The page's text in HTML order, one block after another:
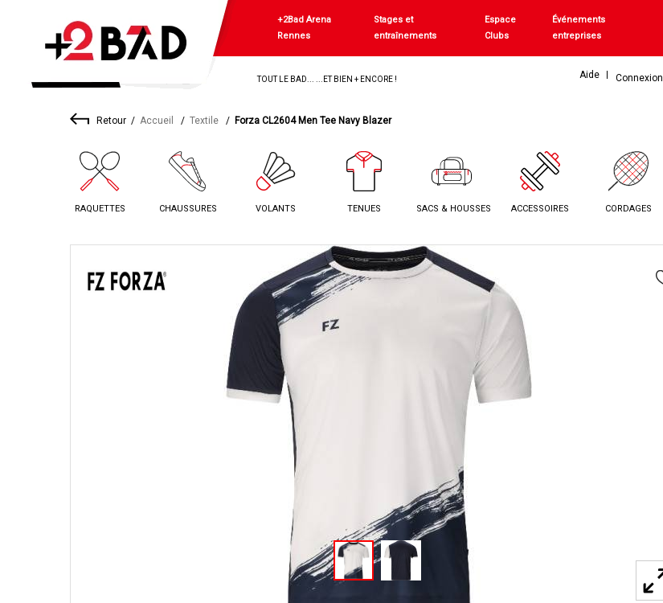
+2Bad Arena
Rennes
Stages et
entraînements
Espace
Clubs
Événements
entreprises
TOUT LE BAD... ...ET BIEN + ENCORE ! Aide Connexion
Retour Accueil Textile Forza CL2604 Men Tee Navy Blazer
RAQUETTES CHAUSSURES VOLANTS TENUES SACS & HOUSSES ACCESSOIRES CORDAGES